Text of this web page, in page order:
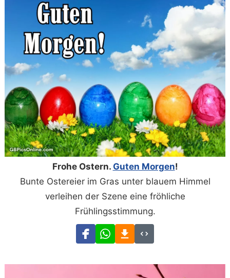
Frohe Ostern. Guten Morgen!
Bunte Ostereier im Gras unter blauem Himmel
verleihen der Szene eine fröhliche
Frühlingsstimmung.